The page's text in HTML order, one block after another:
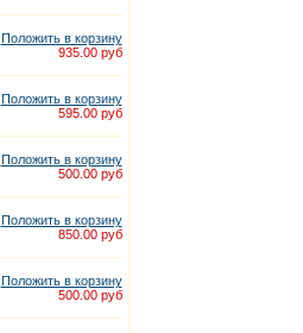
Положить в корзину
935.00 руб
Положить в корзину
595.00 руб
Положить в корзину
500.00 руб
Положить в корзину
850.00 руб
Положить в корзину
500.00 руб